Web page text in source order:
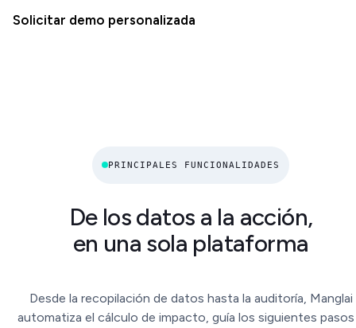
Solicitar demo personalizada
PRINCIPALES FUNCIONALIDADES
De los datos a la acción,
en una sola plataforma
Desde la recopilación de datos hasta la auditoría, Manglai
automatiza el cálculo de impacto, guía los siguientes